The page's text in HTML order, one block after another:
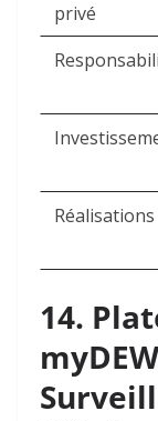
privé
Réalisations
14.